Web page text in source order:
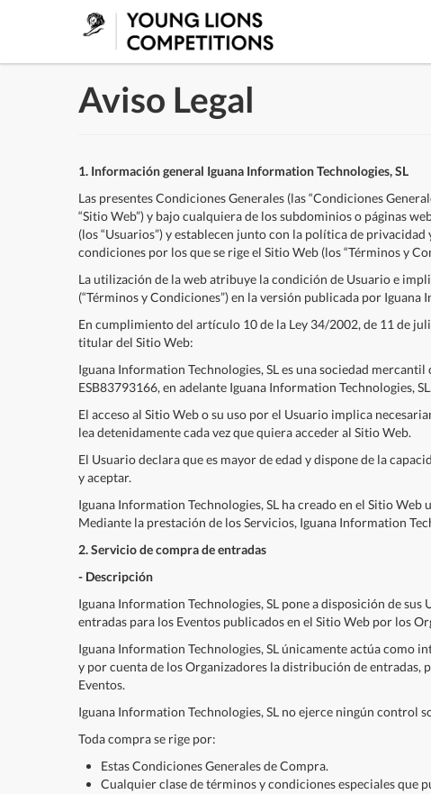
Saltar al contenido
Aviso Legal
1. Información general Iguana Information Technologies, SL
Las presentes Condiciones Generales (las “Condiciones
“Sitio Web”) y bajo cualquiera de los subdominios o páginas
(los “Usuarios”) y establecen junto con la política de
condiciones por los que se rige el Sitio Web (los “Términos y
La utilización de la web atribuye la condición de Usuario e
(“Términos y Condiciones”) en la versión publicada por
En cumplimiento del artículo 10 de la Ley 34/2002, de 11 de
titular del Sitio Web:
Iguana Information Technologies, SL es una sociedad
ESB83793166, en adelante Iguana Information Technologies,
El acceso al Sitio Web o su uso por el Usuario implica
lea detenidamente cada vez que quiera acceder al Sitio Web.
El Usuario declara que es mayor de edad y dispone de la
y aceptar.
Iguana Information Technologies, SL ha creado en el Sitio Web
Mediante la prestación de los Servicios, Iguana Information
2. Servicio de compra de entradas
- Descripción
Iguana Information Technologies, SL pone a disposición de
entradas para los Eventos publicados en el Sitio Web por los
Iguana Information Technologies, SL únicamente actúa como
y por cuenta de los Organizadores la distribución de
Eventos.
Iguana Information Technologies, SL no ejerce ningún control
Toda compra se rige por:
Estas Condiciones Generales de Compra.
Cualquier clase de términos y condiciones especiales que